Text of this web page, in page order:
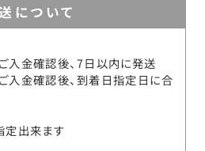
について
入金確認後、7日以内に発送
入金確認後、到着日指定日に合
定出来ます